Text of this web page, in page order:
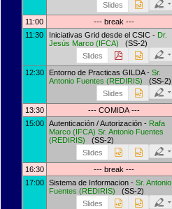
Slides
11:00
--- break ---
11:30
Iniciativas Grid desde el CSIC - Dr.
Jesús Marco (IFCA) (SS-2)
Slides
12:30
Entorno de Practicas GILDA - Sr.
Antonio Fuentes (REDIRIS) (SS-2)
Slides
13:30
--- COMIDA ---
15:00 Autenticación / Autorización - Rafa
Marco (IFCA) Sr. Antonio Fuentes
(REDIRIS) (SS-2)
Slides
16:30
--- break ---
17:00 Sistema de Informacion - Sr. Antonio
Fuentes (REDIRIS) (SS-2)
Slides